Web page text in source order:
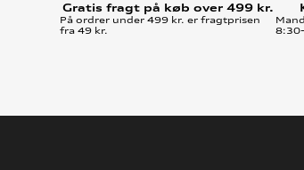
Gratis fragt på køb over 499 kr.
På ordrer under 499 kr. er fragtprisen
fra 49 kr.